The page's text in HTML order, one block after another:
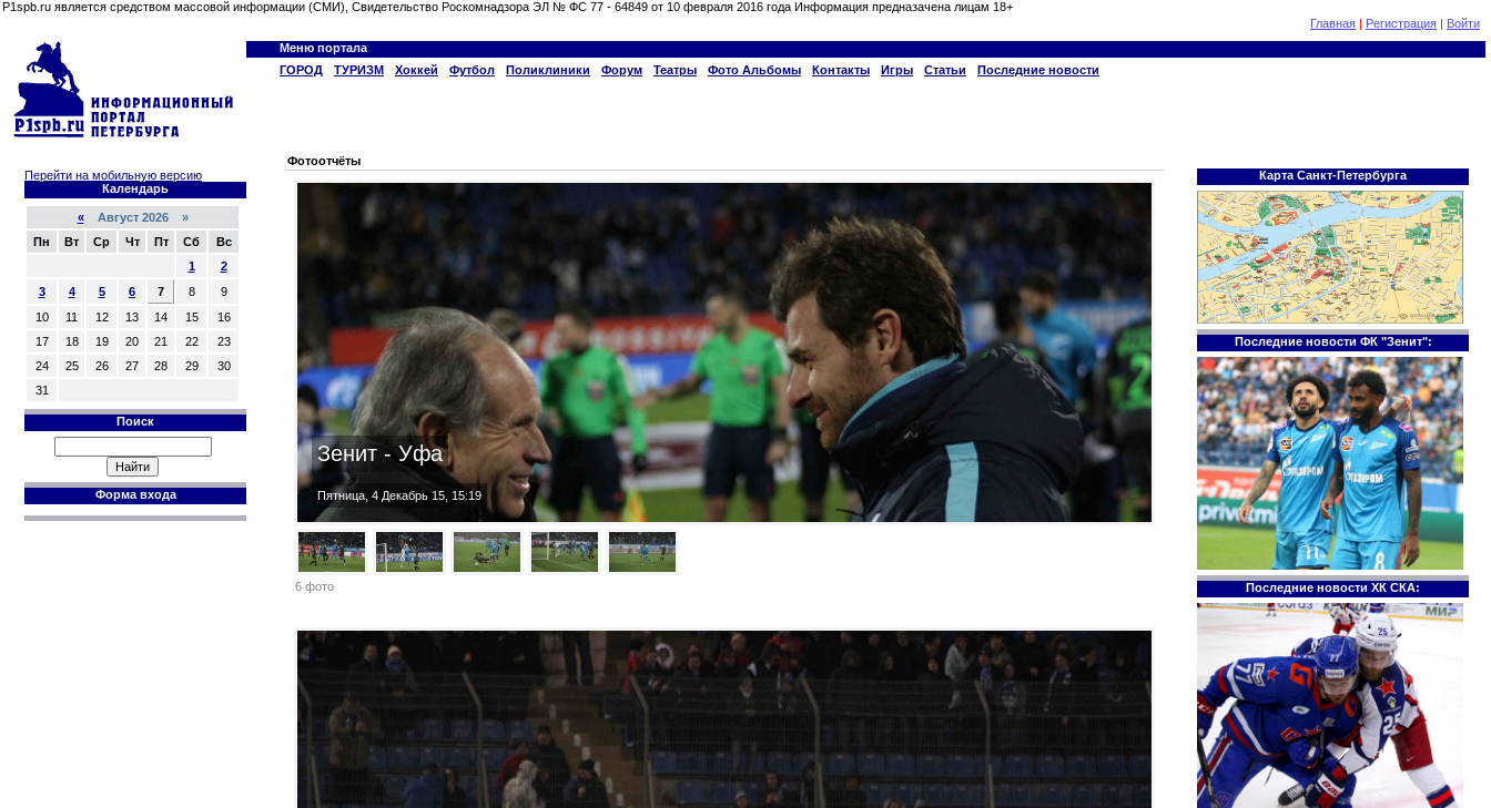
P1spb.ru является средством массовой информации (СМИ), Свидетельство Роскомнадзора ЭЛ № ФС 77 - 64849 от 10 февраля 2016 года Информация предназачена лицам 18+
Главная | Регистрация | Войти
Меню портала
ГОРОД
ТУРИЗМ Хоккей Футбол Поликлиники Форум Театры Фото Альбомы Контакты Игры Статьи Последние новости
Перейти на мобильную версию
Календарь
«Август 2026 »
Пн
Вт Ср Чт Пт Сб
Вс
1
2
3
4 5 6 7 8
9
10
11 12 13 14 15
16
17
18 19 20 21 22
23
24
25 26 27 28 29
30
31
Поиск
Форма входа
Фотоотчёты
Зенит - Уфа
Пятница, 4 Декабрь 15, 15:19
6 фото
Карта Санкт-Петербурга
Последние новости ФК "Зенит":
Последние новости ХК СКА: